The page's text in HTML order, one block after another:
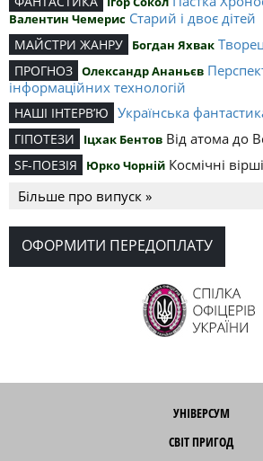
Валентин Чемерис Старий і двоє дітей
МАЙСТРИ ЖАНРУ Богдан Яхвак
ПРОГНОЗ Олександр Ананьєв
інформаційних технологій
НАШІ ІНТЕРВ’Ю Українська
ГІПОТЕЗИ Іцхак Бентов Від атома до
SF-ПОЕЗІЯ Юрко Чорній Космічні вірші
Більше про випуск »
ОФОРМИТИ ПЕРЕДОПЛАТУ
УНІВЕРСУМ
СВІТ ПРИГОД